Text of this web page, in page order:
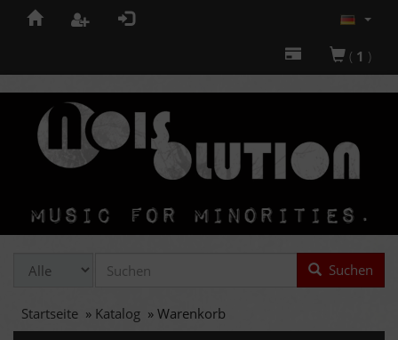
( 1 )
Suchen
Startseite » Katalog » Warenkorb